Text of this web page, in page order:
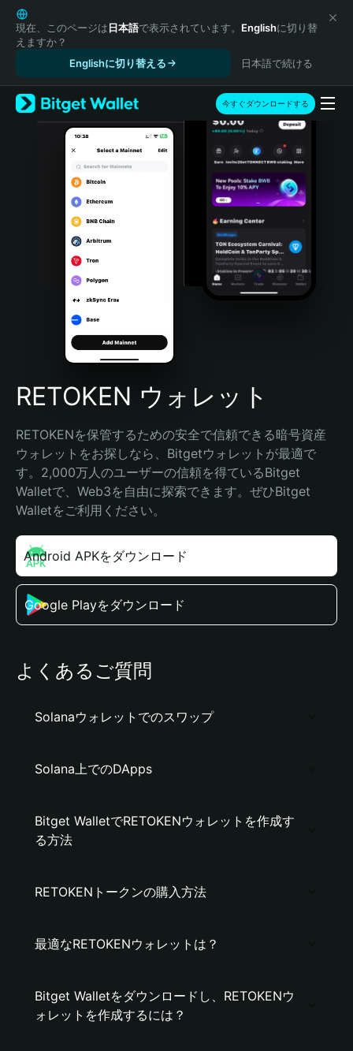
English
日本語
Tiếng Việt
Español (Latinoamérica)
Türkçe
Italiano
Português (Portugal)
Bahasa Indonesia
Português (Brasil)
Español (Argentina)
現在、このページは日本語で表示されています。 Englishに切り替
えますか？
Englishに切り替える
日本語で続ける
今すぐダウンロードする
RETOKEN ウォレット
RETOKENを保管するための安全で信頼できる暗号資産
ウォレットをお探しなら、Bitgetウォレットが最適で
す。2,000万人のユーザーの信頼を得ているBitget
Walletで、Web3を自由に探索できます。ぜひBitget
Walletをご利用ください。
Android APKをダウンロード
Google Playをダウンロード
よくあるご質問
Solanaウォレットでのスワップ
Solana上でのDApps
Bitget WalletでRETOKENウォレットを作成す
る方法
RETOKENトークンの購入方法
最適なRETOKENウォレットは？
Bitget Walletをダウンロードし、RETOKENウ
ォレットを作成するには？